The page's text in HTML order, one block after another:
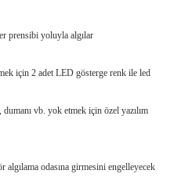
prensibi yoluyla algılar
için 2 adet LED gösterge renk ile led
vb. yok etmek için özel yazılım
odasına girmesini engelleyecek